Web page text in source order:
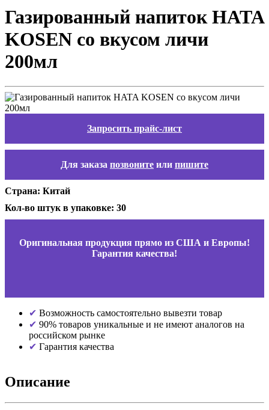
Газированный напиток HATA
KOSEN со вкусом личи
200мл
Запросить прайс-лист
Для заказа позвоните или пишите
Страна: Китай
Кол-во штук в упаковке: 30
Оригинальная продукция прямо из США и Европы!
Гарантия качества!
Возможность самостоятельно вывезти товар
90% товаров уникальные и не имеют аналогов на
российском рынке
Гарантия качества
Описание